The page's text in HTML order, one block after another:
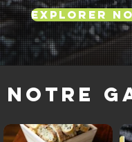
Explorer
Notre